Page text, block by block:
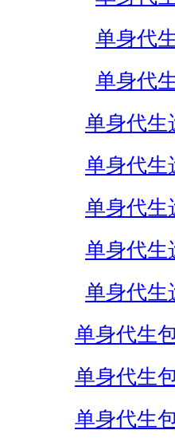
单身代
单身代
单身代生
单身代生
单身代生
单身代生
单身代生
单身代生
单身代生
单身代生